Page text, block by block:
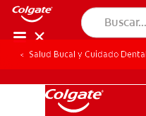
Salud Bucal y Cuidado